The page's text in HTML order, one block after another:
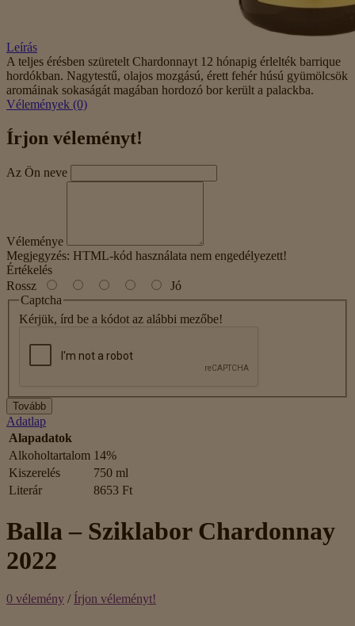
Leírás
A teljes érésben szüretelt Chardonnayt 12 hónapig érlelték barrique
hordókban. Nagytestű, olajos mozgású, érett fehér húsú gyümölcsök
aromáinak sokaságát magában hordozó bor került a palackba.
Vélemények (0)
Írjon véleményt!
Az Ön neve
Véleménye
Megjegyzés: HTML-kód használata nem engedélyezett!
Értékelés
Rossz
Jó
Captcha
Kérjük, írd be a kódot az alábbi mezőbe!
Tovább
Adatlap
Alapadatok
Alkoholtartalom 14%
Kiszerelés
750 ml
Literár
8653 Ft
Balla – Sziklabor Chardonnay
2022
0 vélemény / Írjon véleményt!